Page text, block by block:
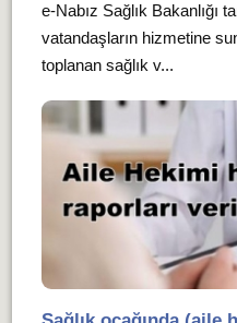
e-Nabız Sağlık Bakanlığı
vatandaşların hizmetine
toplanan sağlık v...